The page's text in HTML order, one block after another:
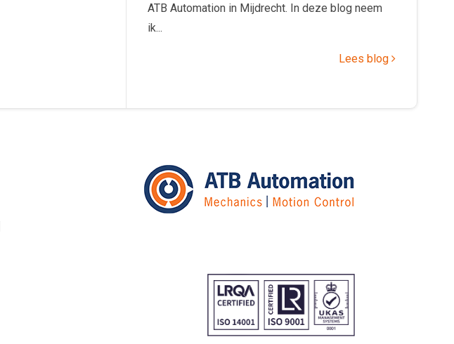
ATB Automation in Mijdrecht. In deze blog neem
ik...
Lees blog